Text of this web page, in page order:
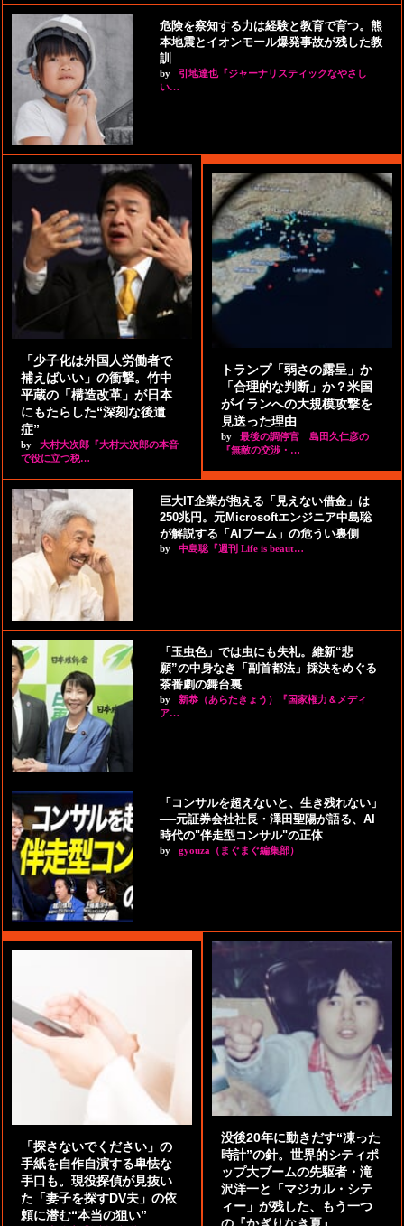
危険を察知する力は経験と教育で育つ。熊
本地震とイオンモール爆発事故が残した教
訓
by
引地達也『ジャーナリスティックなやさし
い…
「少子化は外国人労働者で
補えばいい」の衝撃。竹中
平蔵の「構造改革」が日本
にもたらした“深刻な後遺
症”
by
大村大次郎『大村大次郎の本音
で役に立つ税…
トランプ「弱さの露呈」か
「合理的な判断」か？米国
がイランへの大規模攻撃を
見送った理由
by
最後の調停官 島田久仁彦の
『無敵の交渉・…
巨大IT企業が抱える「見えない借金」は
250兆円。元Microsoftエンジニア中島聡
が解説する「AIブーム」の危うい裏側
by 中島聡『週刊 Life is beaut…
「玉虫色」では虫にも失礼。維新“悲
願”の中身なき「副首都法」採決をめぐる
茶番劇の舞台裏
by
新恭（あらたきょう）『国家権力＆メディ
ア…
「コンサルを超えないと、生き残れない」
──元証券会社社長・澤田聖陽が語る、AI
時代の"伴走型コンサル"の正体
by gyouza（まぐまぐ編集部）
「探さないでください」の
手紙を自作自演する卑怯な
手口も。現役探偵が見抜い
た「妻子を探すDV夫」の依
頼に潜む“本当の狙い”
没後20年に動きだす“凍った
時計”の針。世界的シティポ
ップ大ブームの先駆者・滝
沢洋一と「マジカル・シテ
ィー」が残した、もう一つ